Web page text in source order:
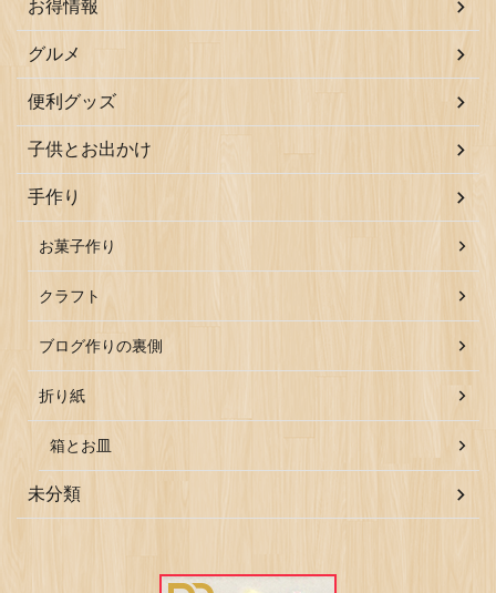
お得情報
グルメ
便利グッズ
子供とお出かけ
手作り
お菓子作り
クラフト
ブログ作りの裏側
折り紙
箱とお皿
未分類